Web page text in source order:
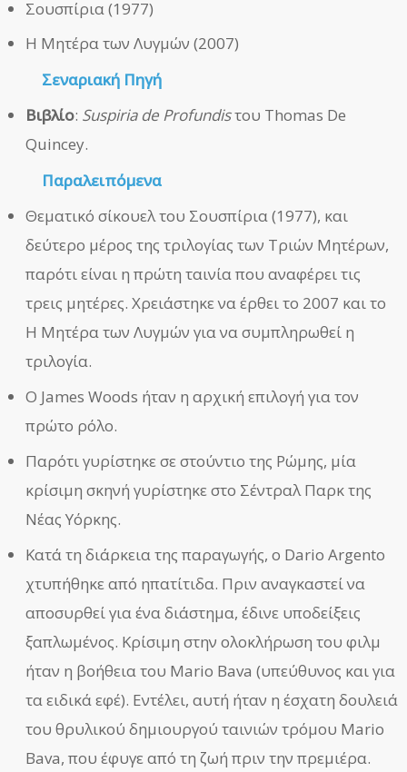
Σουσπίρια (1977)
Η Μητέρα των Λυγμών (2007)
Σεναριακή Πηγή
Βιβλίο: Suspiria de Profundisτου Thomas De
Quincey.
Παραλειπόμενα
Θεματικό σίκουελ του Σουσπίρια (1977), και
δεύτερο μέρος της τριλογίας των Τριών Μητέρων,
παρότι είναι η πρώτη ταινία που αναφέρει τις
τρεις μητέρες. Χρειάστηκε να έρθει το 2007 και το
Η Μητέρα των Λυγμών για να συμπληρωθεί η
τριλογία.
Ο James Woods ήταν η αρχική επιλογή για τον
πρώτο ρόλο.
Παρότι γυρίστηκε σε στούντιο της Ρώμης, μία
κρίσιμη σκηνή γυρίστηκε στο Σέντραλ Παρκ της
Νέας Υόρκης.
Κατά τη διάρκεια της παραγωγής, ο Dario Argento
χτυπήθηκε από ηπατίτιδα. Πριν αναγκαστεί να
αποσυρθεί για ένα διάστημα, έδινε υποδείξεις
ξαπλωμένος. Κρίσιμη στην ολοκλήρωση του φιλμ
ήταν η βοήθεια του Mario Bava (υπεύθυνος και για
τα ειδικά εφέ). Εντέλει, αυτή ήταν η έσχατη δουλειά
του θρυλικού δημιουργού ταινιών τρόμου Mario
Bava, που έφυγε από τη ζωή πριν την πρεμιέρα.